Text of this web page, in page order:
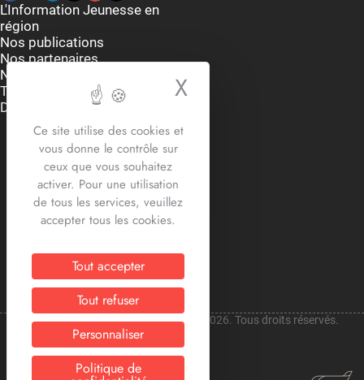
Ce site utilise des cookies et
vous donne le contrôle sur
ceux que vous souhaitez
activer. Pour une utilisation
de tous les services, veuillez
accepter tous les cookies.
Tout accepter
Tout refuser
Personnaliser
Politique de
X
L'Information Jeunesse en
région
Nos publications
Nos partenaires
Nous contacter
Thématiques
Dispositifs et aides
Accueil du lundi au vendredi
9h-12h30 / 13h30 -17h30
2 rue Edouard Delesalle
59800 Lille
03.20.12.87.30
contact@crij-hdf.fr
Copyright © CRIJ Hauts-de-France 2026. Tous droits réservés.